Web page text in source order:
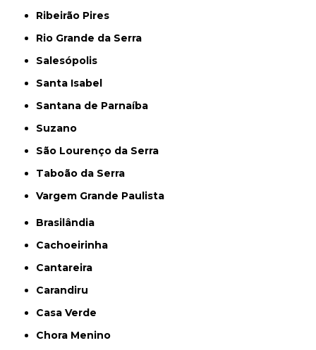
Ribeirão Pires
Rio Grande da Serra
Salesópolis
Santa Isabel
Santana de Parnaíba
Suzano
São Lourenço da Serra
Taboão da Serra
Vargem Grande Paulista
Brasilândia
Cachoeirinha
Cantareira
Carandiru
Casa Verde
Chora Menino